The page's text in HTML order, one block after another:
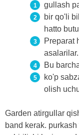
gullash
bir qo'li
hatto
Preparat
asalarilar.
Bu
ko'p
olish
Garden atirgullar
band kerak.